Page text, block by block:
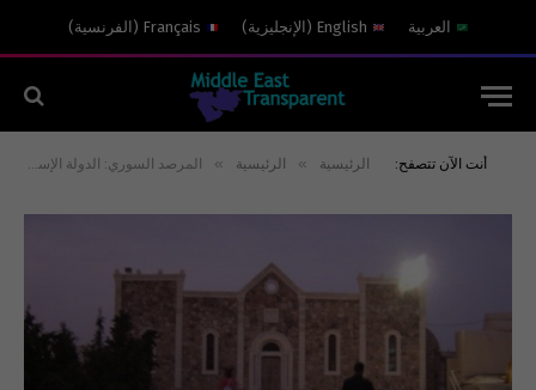
العربية English
( الإنجليزية)
Français
( الفرنسية)
أنت الآن تتصفح: الرئيسية » الرئيسية » المرصد السوري: الدولة الإسلامية خطفت عشرات المسيحيين من “القريتين” بحمص